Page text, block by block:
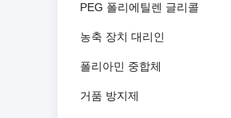
PEG 폴리에틸렌 글리콜
농축 장치 대리인
폴리아민 중합체
거품 방지제